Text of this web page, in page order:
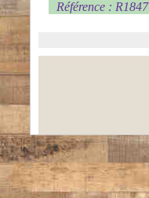
Référence : R1847